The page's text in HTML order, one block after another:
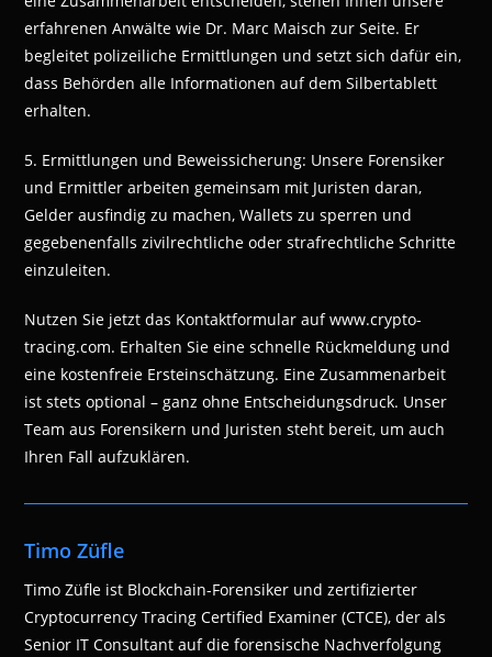
erfahrenen Anwälte wie Dr. Marc Maisch zur Seite. Er
begleitet polizeiliche Ermittlungen und setzt sich dafür ein,
dass Behörden alle Informationen auf dem Silbertablett
erhalten.
5. Ermittlungen und Beweissicherung: Unsere Forensiker
und Ermittler arbeiten gemeinsam mit Juristen daran,
Gelder ausfindig zu machen, Wallets zu sperren und
gegebenenfalls zivilrechtliche oder strafrechtliche Schritte
einzuleiten.
Nutzen Sie jetzt das Kontaktformular auf www.crypto-
tracing.com. Erhalten Sie eine schnelle Rückmeldung und
eine kostenfreie Ersteinschätzung. Eine Zusammenarbeit
ist stets optional – ganz ohne Entscheidungsdruck. Unser
Team aus Forensikern und Juristen steht bereit, um auch
Ihren Fall aufzuklären.
Timo Züfle
Timo Züfle ist Blockchain-Forensiker und zertifizierter
Cryptocurrency Tracing Certified Examiner (CTCE), der als
Senior IT Consultant auf die forensische Nachverfolgung